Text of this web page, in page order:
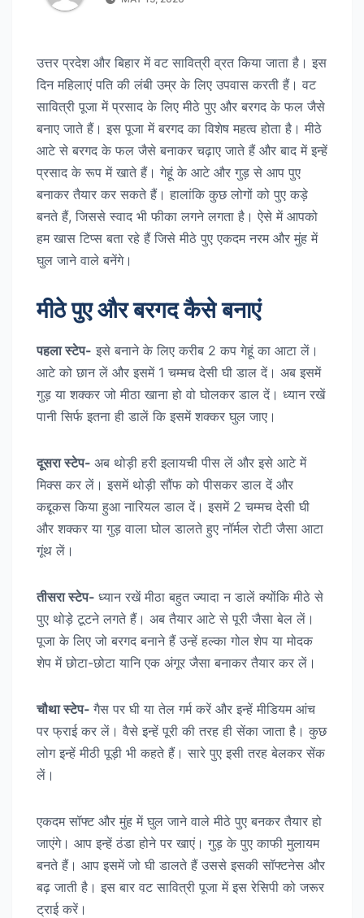
उत्तर प्रदेश और बिहार में वट सावित्री व्रत किया जाता है। इस
दिन महिलाएं पति की लंबी उम्र के लिए उपवास करती हैं। वट
सावित्री पूजा में प्रसाद के लिए मीठे पुए और बरगद के फल जैसे
बनाए जाते हैं। इस पूजा में बरगद का विशेष महत्व होता है। मीठे
आटे से बरगद के फल जैसे बनाकर चढ़ाए जाते हैं और बाद में इन्हें
प्रसाद के रूप में खाते हैं। गेहूं के आटे और गुड़ से आप पुए
बनाकर तैयार कर सकते हैं। हालांकि कुछ लोगों को पुए कड़े
बनते हैं, जिससे स्वाद भी फीका लगने लगता है। ऐसे में आपको
हम खास टिप्स बता रहे हैं जिसे मीठे पुए एकदम नरम और मुंह में
घुल जाने वाले बनेंगे।
मीठे पुए और बरगद कैसे बनाएं
पहला स्टेप- इसे बनाने के लिए करीब 2 कप गेहूं का आटा लें।
आटे को छान लें और इसमें 1 चम्मच देसी घी डाल दें। अब इसमें
गुड़ या शक्कर जो मीठा खाना हो वो घोलकर डाल दें। ध्यान रखें
पानी सिर्फ इतना ही डालें कि इसमें शक्कर घुल जाए।
दूसरा स्टेप- अब थोड़ी हरी इलायची पीस लें और इसे आटे में
मिक्स कर लें। इसमें थोड़ी सौंफ को पीसकर डाल दें और
कद्दूकस किया हुआ नारियल डाल दें। इसमें 2 चम्मच देसी घी
और शक्कर या गुड़ वाला घोल डालते हुए नॉर्मल रोटी जैसा आटा
गूंथ लें।
तीसरा स्टेप- ध्यान रखें मीठा बहुत ज्यादा न डालें क्योंकि मीठे से
पुए थोड़े टूटने लगते हैं। अब तैयार आटे से पूरी जैसा बेल लें।
पूजा के लिए जो बरगद बनाने हैं उन्हें हल्का गोल शेप या मोदक
शेप में छोटा-छोटा यानि एक अंगूर जैसा बनाकर तैयार कर लें।
चौथा स्टेप- गैस पर घी या तेल गर्म करें और इन्हें मीडियम आंच
पर फ्राई कर लें। वैसे इन्हें पूरी की तरह ही सेंका जाता है। कुछ
लोग इन्हें मीठी पूड़ी भी कहते हैं। सारे पुए इसी तरह बेलकर सेंक
लें।
एकदम सॉफ्ट और मुंह में घुल जाने वाले मीठे पुए बनकर तैयार हो
जाएंगे। आप इन्हें ठंडा होने पर खाएं। गुड़ के पुए काफी मुलायम
बनते हैं। आप इसमें जो घी डालते हैं उससे इसकी सॉफ्टनेस और
बढ़ जाती है। इस बार वट सावित्री पूजा में इस रेसिपी को जरूर
ट्राई करें।